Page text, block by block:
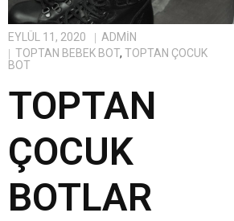
EYLÜL 11, 2020
ADMIN
TOPTAN BEBEK BOT, TOPTAN ÇOCUK
BOT
TOPTAN
ÇOCUK
BOTLAR